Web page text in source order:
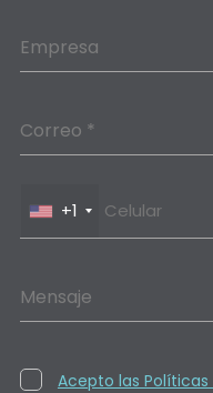
Empresa
Correo *
+1
Mensaje
Acepto las